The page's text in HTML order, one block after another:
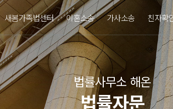
새봄가족법센터 이혼소송 가사소송 친자확
법률사무소 해온
법률자문